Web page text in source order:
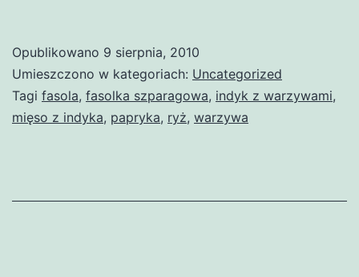
Opublikowano 9 sierpnia, 2010
Umieszczono w kategoriach: Uncategorized
Tagi fasola, fasolka szparagowa, indyk z warzywami,
mięso z indyka, papryka, ryż, warzywa